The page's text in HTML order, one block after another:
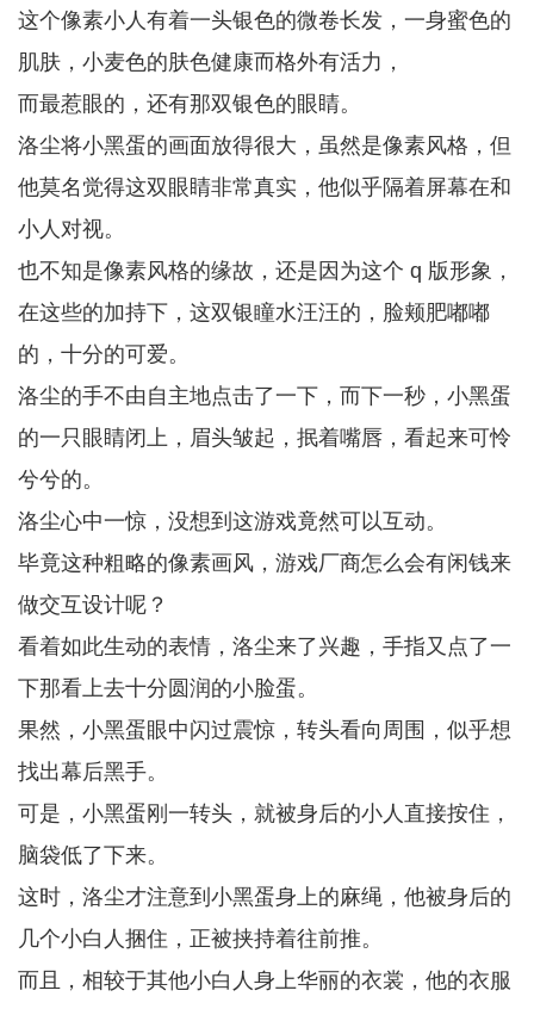
这个像素小人有着一头银色的微卷长发，一身蜜色的
肌肤，小麦色的肤色健康而格外有活力，
而最惹眼的，还有那双银色的眼睛。
洛尘将小黑蛋的画面放得很大，虽然是像素风格，但
他莫名觉得这双眼睛非常真实，他似乎隔着屏幕在和
小人对视。
也不知是像素风格的缘故，还是因为这个 q 版形象，
在这些的加持下，这双银瞳水汪汪的，脸颊肥嘟嘟
的，十分的可爱。
洛尘的手不由自主地点击了一下，而下一秒，小黑蛋
的一只眼睛闭上，眉头皱起，抿着嘴唇，看起来可怜
兮兮的。
洛尘心中一惊，没想到这游戏竟然可以互动。
毕竟这种粗略的像素画风，游戏厂商怎么会有闲钱来
做交互设计呢？
看着如此生动的表情，洛尘来了兴趣，手指又点了一
下那看上去十分圆润的小脸蛋。
果然，小黑蛋眼中闪过震惊，转头看向周围，似乎想
找出幕后黑手。
可是，小黑蛋刚一转头，就被身后的小人直接按住，
脑袋低了下来。
这时，洛尘才注意到小黑蛋身上的麻绳，他被身后的
几个小白人捆住，正被挟持着往前推。
而且，相较于其他小白人身上华丽的衣裳，他的衣服